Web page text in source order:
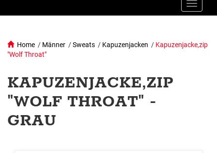
Toggle
Home / Männer /Sweats / Kapuzenjacken / Kapuzenjacke,zip
"Wolf Throat"
KAPUZENJACKE,ZIP
"WOLF THROAT" -
GRAU